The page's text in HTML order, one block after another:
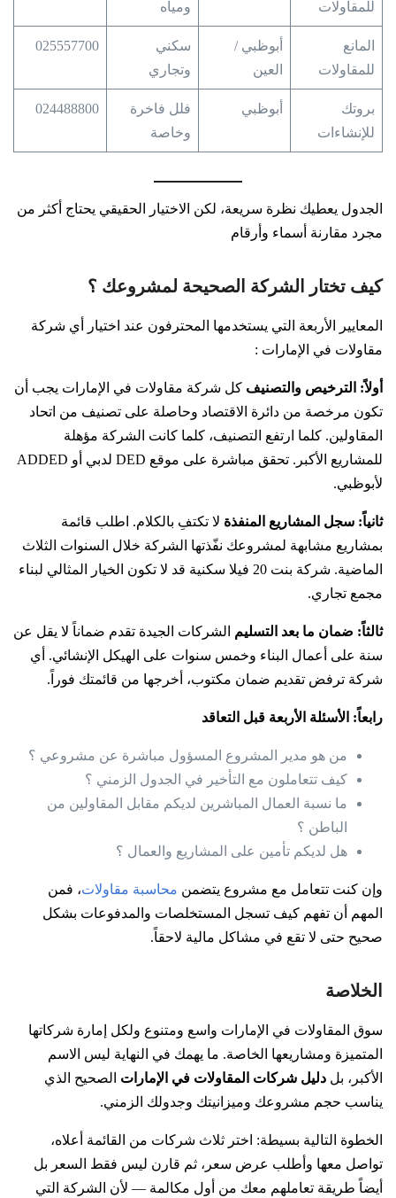
للمقاولات
ومياه
المانع
للمقاولات
أبوظبي /
العين
سكني
وتجاري
025557700
بروتك
للإنشاءات
أبوظبي
فلل فاخرة
وخاصة
024488800
الجدول يعطيك نظرة سريعة، لكن الاختيار الحقيقي يحتاج أكثر من
مجرد مقارنة أسماء وأرقام
كيف تختار الشركة الصحيحة لمشروعك ؟
المعايير الأربعة التي يستخدمها المحترفون عند اختيار أي شركة
مقاولات في الإمارات :
أولاً: الترخيص والتصنيف كل شركة مقاولات في الإمارات يجب أن
تكون مرخصة من دائرة الاقتصاد وحاصلة على تصنيف من اتحاد
المقاولين. كلما ارتفع التصنيف، كلما كانت الشركة مؤهلة
للمشاريع الأكبر. تحقق مباشرة على موقع DED لدبي أو ADDED
لأبوظبي.
ثانياً: سجل المشاريع المنفذة لا تكتفِ بالكلام. اطلب قائمة
بمشاريع مشابهة لمشروعك نفّذتها الشركة خلال السنوات الثلاث
الماضية. شركة بنت 20 فيلا سكنية قد لا تكون الخيار المثالي لبناء
مجمع تجاري.
ثالثاً: ضمان ما بعد التسليم الشركات الجيدة تقدم ضماناً لا يقل عن
سنة على أعمال البناء وخمس سنوات على الهيكل الإنشائي. أي
شركة ترفض تقديم ضمان مكتوب، أخرجها من قائمتك فوراً.
رابعاً: الأسئلة الأربعة قبل التعاقد
من هو مدير المشروع المسؤول مباشرة عن مشروعي ؟
كيف تتعاملون مع التأخير في الجدول الزمني ؟
ما نسبة العمال المباشرين لديكم مقابل المقاولين من
الباطن ؟
هل لديكم تأمين على المشاريع والعمال ؟
وإن كنت تتعامل مع مشروع يتضمن محاسبة مقاولات، فمن
المهم أن تفهم كيف تسجل المستخلصات والمدفوعات بشكل
صحيح حتى لا تقع في مشاكل مالية لاحقاً.
الخلاصة
سوق المقاولات في الإمارات واسع ومتنوع ولكل إمارة شركاتها
المتميزة ومشاريعها الخاصة. ما يهمك في النهاية ليس الاسم
الأكبر، بل دليل شركات المقاولات في الإمارات الصحيح الذي
يناسب حجم مشروعك وميزانيتك وجدولك الزمني.
الخطوة التالية بسيطة: اختر ثلاث شركات من القائمة أعلاه،
تواصل معها وأطلب عرض سعر، ثم قارن ليس فقط السعر بل
أيضاً طريقة تعاملهم معك من أول مكالمة — لأن الشركة التي